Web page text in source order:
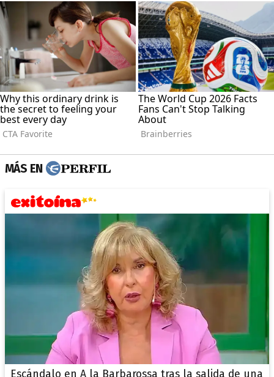
MÁS EN
Escándalo en A la Barbarossa tras la salida de una